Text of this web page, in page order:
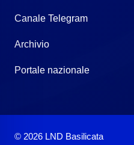
Canale Telegram
Archivio
Portale nazionale
© 2026 LND Basilicata